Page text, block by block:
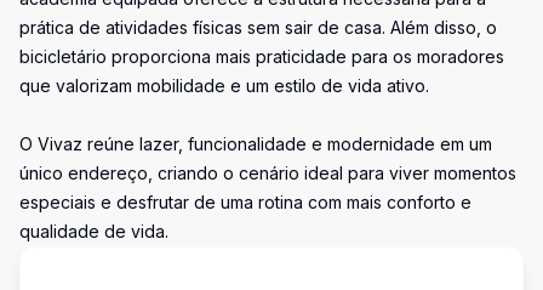
prática de atividades físicas sem sair de casa. Além disso, o
bicicletário proporciona mais praticidade para os moradores
que valorizam mobilidade e um estilo de vida ativo.
O Vivaz reúne lazer, funcionalidade e modernidade em um
único endereço, criando o cenário ideal para viver momentos
especiais e desfrutar de uma rotina com mais conforto e
qualidade de vida.